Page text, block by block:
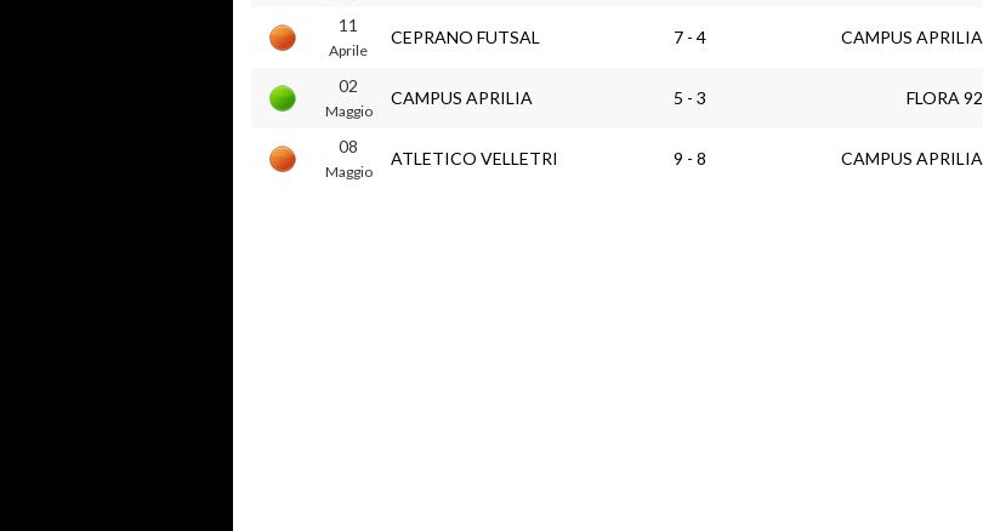
11
Aprile
CEPRANO FUTSAL 7 - 4 CAMPUS APRILIA
02
Maggio
CAMPUS APRILIA 5 - 3 FLORA 92
08
Maggio
ATLETICO VELLETRI 9 - 8 CAMPUS APRILIA